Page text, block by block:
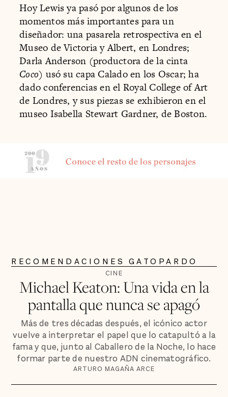
Hoy Lewis ya pasó por algunos de los
momentos más importantes para un
diseñador: una pasarela retrospectiva en el
Museo de Victoria y Albert, en Londres;
Darla Anderson (productora de la cinta
Coco) usó su capa Calado en los Oscar; ha
dado conferencias en el Royal College of Art
de Londres, y sus piezas se exhibieron en el
museo Isabella Stewart Gardner, de Boston.
RECOMENDACIONES GATOPARDO
CINE
Michael Keaton: Una vida en la
pantalla que nunca se apagó
Más de tres décadas después, el icónico actor
vuelve a interpretar el papel que lo catapultó a la
fama y que, junto al Caballero de la Noche, lo hace
formar parte de nuestro ADN cinematográfico.
ARTURO MAGAÑA ARCE